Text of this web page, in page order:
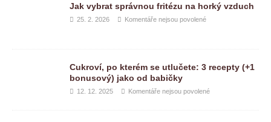
Jak vybrat správnou fritézu na horký vzduch
25. 2. 2026 Komentáře nejsou povolené
Cukroví, po kterém se utlučete: 3 recepty (+1
bonusový) jako od babičky
12. 12. 2025 Komentáře nejsou povolené